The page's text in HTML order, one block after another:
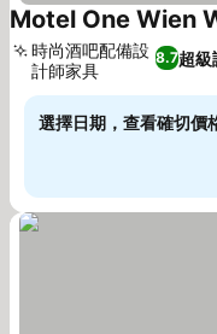
Motel One Wien
8.7超級
時尚酒吧配備設
計師家具
選擇日期，查看確切價